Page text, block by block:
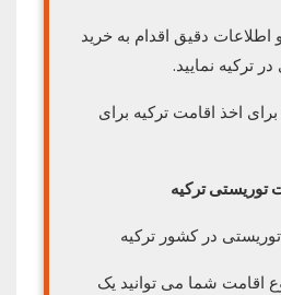
اطلاعات دقیق اقدام به خرید
ترکیه نمایید.
اخذ اقامت ترکیه برای
توریستی ترکیه
در کشور ترکیه
اقامت شما می توانید یک